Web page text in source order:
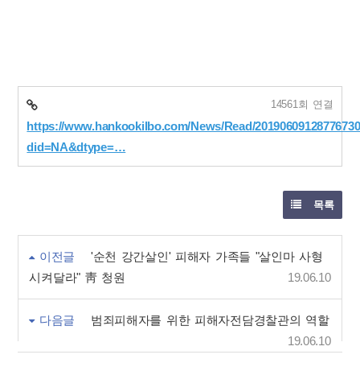
https://www.hankookilbo.com/News/Read/
did=NA&dtype=…
14561회 연결
목록
이전글
'순천 강간살인' 피해자 가족들 "살인마 사형
시켜달라" 靑 청원
19.06.10
다음글
범죄피해자를 위한 피해자전담경찰관의 역할
19.06.10